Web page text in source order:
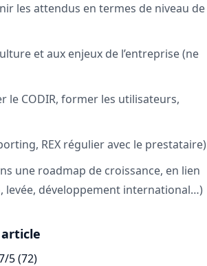
les attendus en termes de niveau de
et aux enjeux de l’entreprise (ne
le CODIR, former les utilisateurs,
REX régulier avec le prestataire)
une roadmap de croissance, en lien
levée, développement international…)
5 (72)